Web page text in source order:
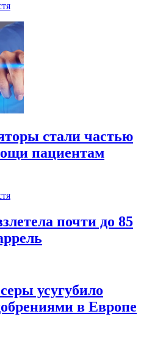
стали частью
пациентам
почти до 85
усугубило
в Европе